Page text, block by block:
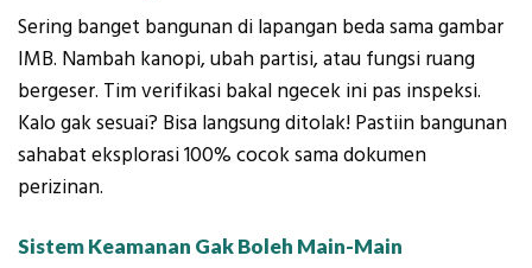
Sering banget bangunan di lapangan beda sama gambar
IMB. Nambah kanopi, ubah partisi, atau fungsi ruang
bergeser. Tim verifikasi bakal ngecek ini pas inspeksi.
Kalo gak sesuai? Bisa langsung ditolak! Pastiin bangunan
sahabat eksplorasi 100% cocok sama dokumen
perizinan.
Sistem Keamanan Gak Boleh Main-Main